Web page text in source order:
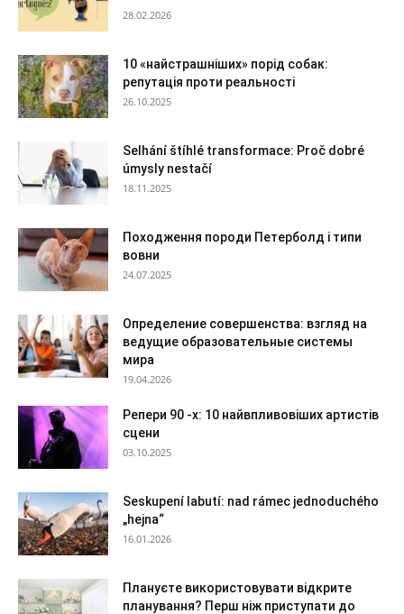
28.02.2026
10 «найстрашніших» порід собак:
репутація проти реальності
26.10.2025
Selhání štíhlé transformace: Proč dobré
úmysly nestačí
18.11.2025
Походження породи Петерболд і типи
вовни
24.07.2025
Определение совершенства: взгляд на
ведущие образовательные системы
мира
19.04.2026
Репери 90 -х: 10 найвпливовіших артистів
сцени
03.10.2025
Seskupení labutí: nad rámec jednoduchého
„hejna“
16.01.2026
Плануєте використовувати відкрите
планування? Перш ніж приступати до